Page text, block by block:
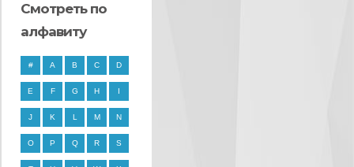
Смотреть по
алфавиту
# A B C D
E F G H I
J K L M N
O P Q R S